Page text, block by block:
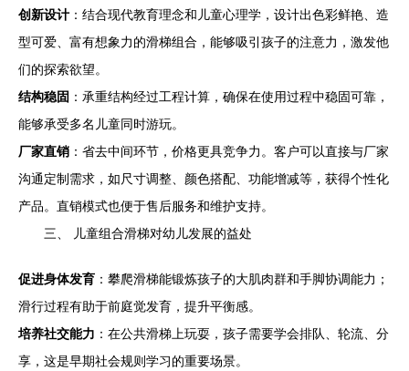
创新设计 ：结合现代教育理念和儿童心理学，设计出色彩鲜艳、造
型可爱、富有想象力的滑梯组合，能够吸引孩子的注意力，激发他
们的探索欲望。
结构稳固 ：承重结构经过工程计算，确保在使用过程中稳固可靠，
能够承受多名儿童同时游玩。
厂家直销 ：省去中间环节，价格更具竞争力。客户可以直接与厂家
沟通定制需求，如尺寸调整、颜色搭配、功能增减等，获得个性化
产品。直销模式也便于售后服务和维护支持。
三、 儿童组合滑梯对幼儿发展的益处
促进身体发育 ：攀爬滑梯能锻炼孩子的大肌肉群和手脚协调能力；
滑行过程有助于前庭觉发育，提升平衡感。
培养社交能力 ：在公共滑梯上玩耍，孩子需要学会排队、轮流、分
享，这是早期社会规则学习的重要场景。